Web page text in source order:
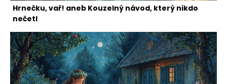
Hrnečku, vař! aneb Kouzelný návod, který nikdo
nečetl